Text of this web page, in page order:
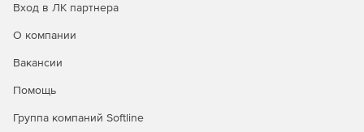
Вход в ЛК партнера
О компании
Вакансии
Помощь
Группа компаний Softline